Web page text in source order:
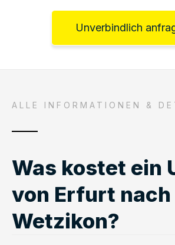
Unverbindlich
ALLE INFORMATIONEN &
Was kostet ein
von Erfurt nach
Wetzikon?